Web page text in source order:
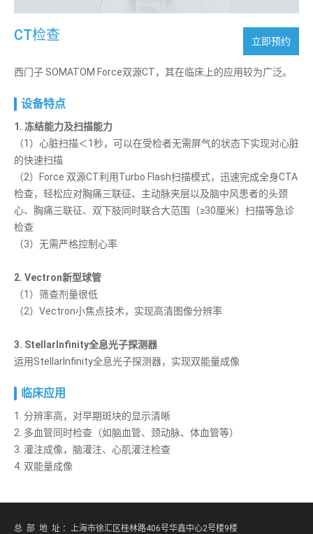
CT检查 立即预约
西门子 SOMATOM Force双源CT，其在临床上的应用较为广泛。
设备特点
1. 冻结能力及扫描能力
（1）心脏扫描＜1秒，可以在受检者无需屏气的状态下实现对心脏
的快速扫描
（2）Force 双源CT利用Turbo Flash扫描模式，迅速完成全身CTA
检查，轻松应对胸痛三联征、主动脉夹层以及脑中风患者的头颈
心、胸痛三联征、双下肢同时联合大范围（≥30厘米）扫描等急诊
检查
（3）无需严格控制心率
2. Vectron新型球管
（1）筛查剂量很低
（2） Vectron小焦点技术，实现高清图像分辨率
3. StellarInfinity全息光子探测器
运用StellarInfinity全息光子探测器，实现双能量成像
临床应用
1. 分辨率高，对早期斑块的显示清晰
2. 多血管同时检查（如脑血管、颈动脉、体血管等）
3. 灌注成像，脑灌注、心肌灌注检查
4. 双能量成像
总 部 地 址 ：上海市徐汇区桂林路406号华鑫中心2号楼9楼